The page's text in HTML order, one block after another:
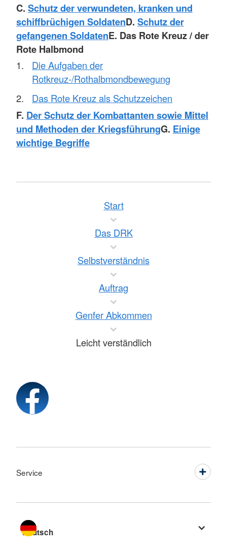
C. Schutz der verwundeten, kranken und
schiffbrüchigen SoldatenD. Schutz der
gefangenen SoldatenE. Das Rote Kreuz / der
Rote Halbmond
Die Aufgaben der
Rotkreuz-/Rothalbmondbewegung
Das Rote Kreuz als Schutzzeichen
F. Der Schutz der Kombattanten sowie Mittel
und Methoden der KriegsführungG. Einige
wichtige Begriffe
Start
Das DRK
Selbstverständnis
Auftrag
Genfer Abkommen
Leicht verständlich
Service
Sprache wechseln zu